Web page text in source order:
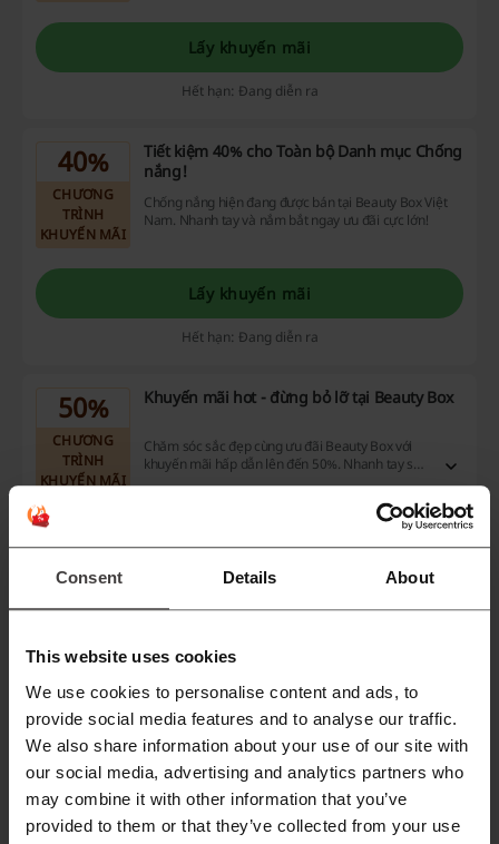
Consent Details About
This website uses cookies
We use cookies to personalise content and ads, to
provide social media features and to analyse our traffic.
We also share information about your use of our site with
our social media, advertising and analytics partners who
may combine it with other information that you’ve
provided to them or that they’ve collected from your use
Lấy khuyến mãi
Hết hạn: Đang diễn ra
40%
CHƯƠNG
TRÌNH
KHUYẾN MÃI
Tiết kiệm 40% cho Toàn bộ Danh mục Chống
nắng!
Chống nắng hiện đang được bán tại Beauty Box Việt
Nam. Nhanh tay và nắm bắt ngay ưu đãi cực lớn!
Lấy khuyến mãi
Hết hạn: Đang diễn ra
50%
CHƯƠNG
TRÌNH
KHUYẾN MÃI
Khuyến mãi hot - đừng bỏ lỡ tại Beauty Box
Chăm sóc sắc đẹp cùng ưu đãi Beauty Box với
khuyến mãi hấp dẫn lên đến 50%. Nhanh tay sở
hữu ngay nào bạn ơi.
Lấy khuyến mãi
Hết hạn: Đang diễn ra
50%
CHƯƠNG
TRÌNH
Beauty Box!
Bst mỹ phẩm cao câp chính hãng mới cập bến tại
Beauty Box! Click và khám phá ngay nào bạn ơi!